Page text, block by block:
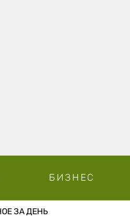
БИЗНЕС
ЗА ДЕНЬ